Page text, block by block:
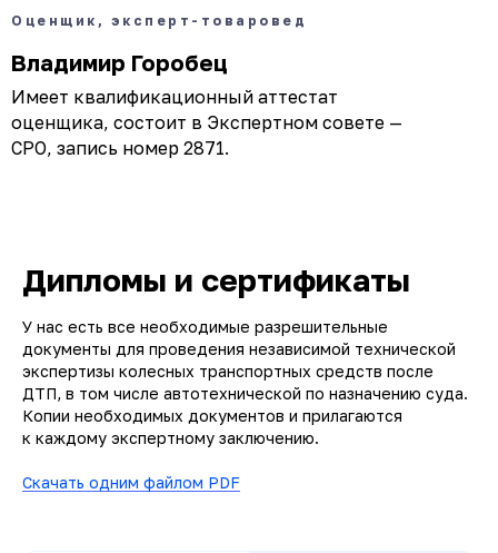
Оценщик, эксперт-товаровед
Владимир Горобец
Имеет квалификационный аттестат
оценщика, состоит в Экспертном совете —
СРО, запись номер 2871.
Дипломы и сертификаты
У нас есть все необходимые разрешительные
документы для проведения независимой технической
экспертизы колесных транспортных средств после
ДТП, в том числе автотехнической по назначению суда.
Копии необходимых документов и прилагаются
к каждому экспертному заключению.
Скачать одним файлом PDF